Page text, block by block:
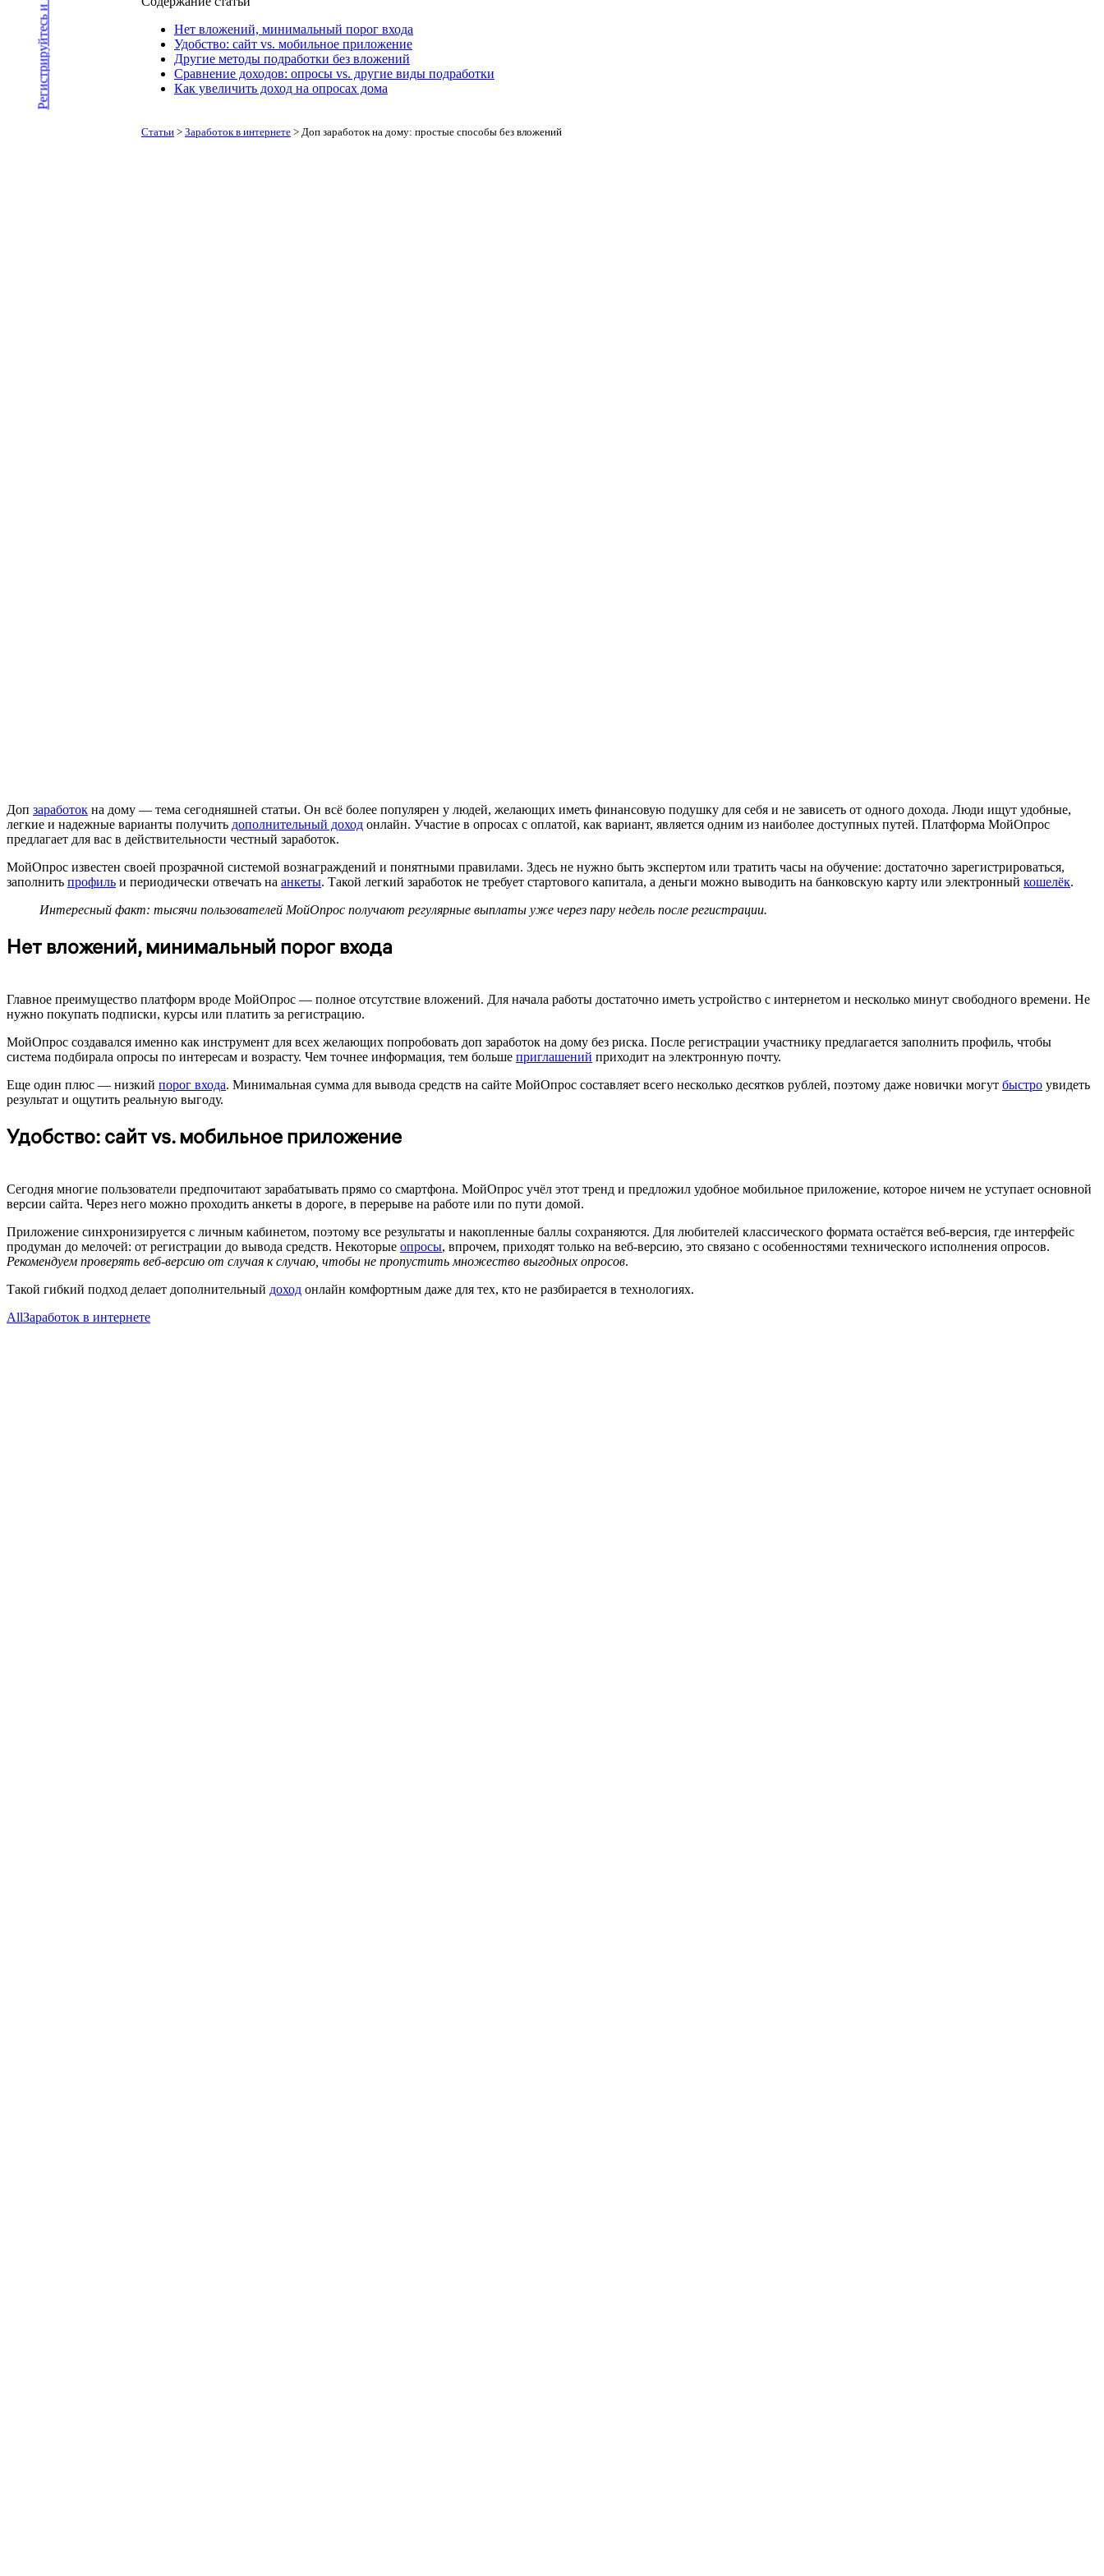
Нет вложений, минимальный порог входа
Удобство: сайт vs. мобильное приложение
Другие методы подработки без вложений
Сравнение доходов: опросы vs. другие виды подработки
Как увеличить доход на опросах дома
Статьи > Заработок в интернете > Доп заработок на дому: простые способы без вложений
Доп заработок на дому — тема сегодняшней статьи. Он всё более популярен у людей, желающих иметь финансовую подушку для себя и не зависеть от одного дохода. Люди ищут удобные,
легкие и надежные варианты получить дополнительный доход онлайн. Участие в опросах с оплатой, как вариант, является одним из наиболее доступных путей. Платформа МойОпрос
предлагает для вас в действительности честный заработок.
МойОпрос известен своей прозрачной системой вознаграждений и понятными правилами. Здесь не нужно быть экспертом или тратить часы на обучение: достаточно зарегистрироваться,
заполнить профиль и периодически отвечать на анкеты. Такой легкий заработок не требует стартового капитала, а деньги можно выводить на банковскую карту или электронный кошелёк.
Интересный факт: тысячи пользователей МойОпрос получают регулярные выплаты уже через пару недель после регистрации.
Нет вложений, минимальный порог входа
Главное преимущество платформ вроде МойОпрос — полное отсутствие вложений. Для начала работы достаточно иметь устройство с интернетом и несколько минут свободного времени. Не
нужно покупать подписки, курсы или платить за регистрацию.
МойОпрос создавался именно как инструмент для всех желающих попробовать доп заработок на дому без риска. После регистрации участнику предлагается заполнить профиль, чтобы
система подбирала опросы по интересам и возрасту. Чем точнее информация, тем больше приглашений приходит на электронную почту.
Еще один плюс — низкий порог входа. Минимальная сумма для вывода средств на сайте МойОпрос составляет всего несколько десятков рублей, поэтому даже новички могут быстро увидеть
результат и ощутить реальную выгоду.
Удобство: сайт vs. мобильное приложение
Сегодня многие пользователи предпочитают зарабатывать прямо со смартфона. МойОпрос учёл этот тренд и предложил удобное мобильное приложение, которое ничем не уступает основной
версии сайта. Через него можно проходить анкеты в дороге, в перерыве на работе или по пути домой.
Приложение синхронизируется с личным кабинетом, поэтому все результаты и накопленные баллы сохраняются. Для любителей классического формата остаётся веб-версия, где интерфейс
продуман до мелочей: от регистрации до вывода средств. Некоторые опросы, впрочем, приходят только на веб-версию, это связано с особенностями технического исполнения опросов.
Рекомендуем проверять веб-версию от случая к случаю, чтобы не пропустить множество выгодных опросов.
Такой гибкий подход делает дополнительный доход онлайн комфортным даже для тех, кто не разбирается в технологиях.
AllЗаработок в интернете